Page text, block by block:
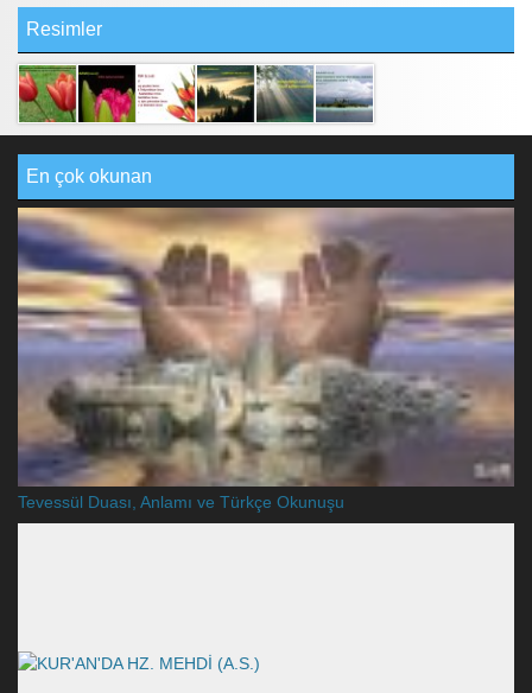
Resimler
En çok okunan
Tevessül Duası, Anlamı ve Türkçe Okunuşu